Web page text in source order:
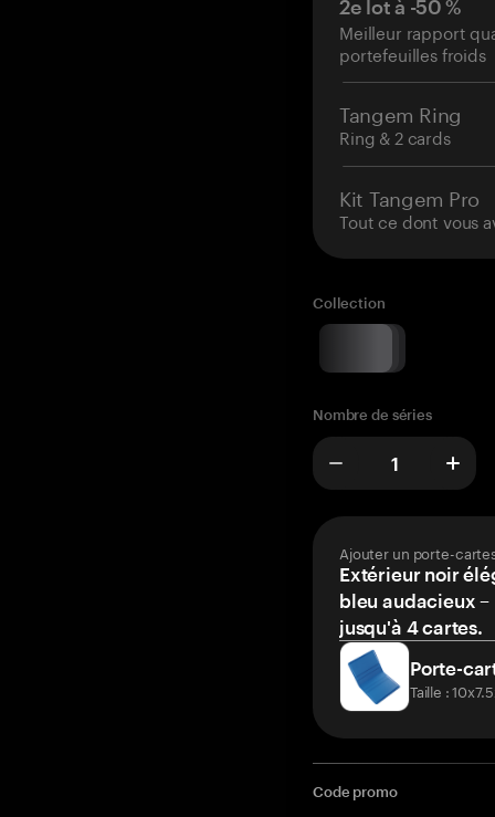
2e lot à -50 %
Meilleur rapport
portefeuilles froids
Tangem Ring
Ring & 2 cards
Kit Tangem Pro
Tout ce dont vous
Collection
Nombre de séries
Ajouter un porte-
Extérieur noir
bleu audacieux
jusqu'à 4 cartes.
Porte-
Taille :
Code promo